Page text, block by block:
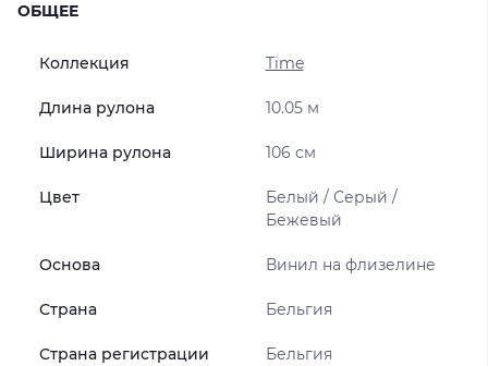
ОБЩЕЕ
Коллекция Time
Длина рулона 10.05 м
Ширина рулона 106 см
Цвет
Белый / Серый /
Бежевый
Основа Винил на флизелине
Страна Бельгия
Страна регистрации
Бельгия